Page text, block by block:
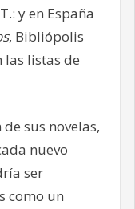
y en España
, Bibliópolis
las listas de
sus novelas,
nuevo
ser
como un